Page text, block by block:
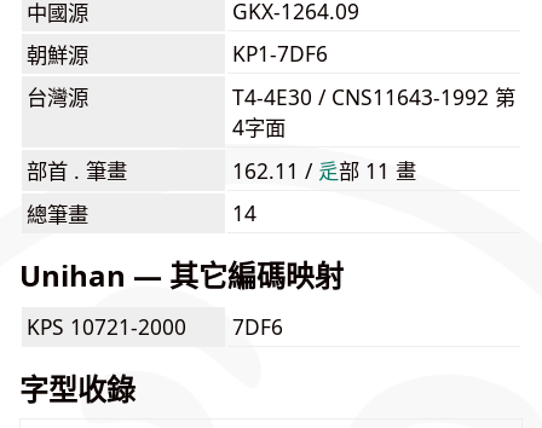
中國源
GKX-1264.09
朝鮮源
KP1-7DF6
台灣源
T4-4E30 / CNS11643-1992 第
4字面
部首 . 筆畫
162.11 / ⾡部 11 畫
總筆畫
14
Unihan — 其它編碼映射
KPS 10721-2000 7DF6
字型收錄